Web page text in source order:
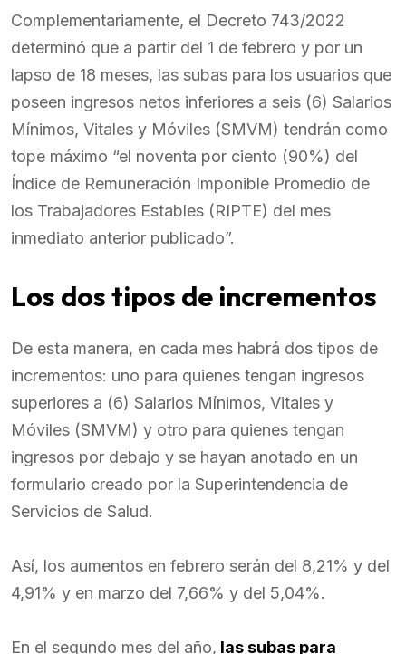
Complementariamente, el Decreto 743/2022
determinó que a partir del 1 de febrero y por un
lapso de 18 meses, las subas para los usuarios que
poseen ingresos netos inferiores a seis (6) Salarios
Mínimos, Vitales y Móviles (SMVM) tendrán como
tope máximo “el noventa por ciento (90%) del
Índice de Remuneración Imponible Promedio de
los Trabajadores Estables (RIPTE) del mes
inmediato anterior publicado”.
Los dos tipos de incrementos
De esta manera, en cada mes habrá dos tipos de
incrementos: uno para quienes tengan ingresos
superiores a (6) Salarios Mínimos, Vitales y
Móviles (SMVM) y otro para quienes tengan
ingresos por debajo y se hayan anotado en un
formulario creado por la Superintendencia de
Servicios de Salud.
Así, los aumentos en febrero serán del 8,21% y del
4,91% y en marzo del 7,66% y del 5,04%.
En el segundo mes del año, las subas para